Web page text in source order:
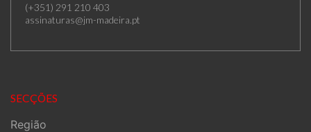
(+351) 291 210 403
assinaturas@jm-madeira.pt
SECÇÕES
Região